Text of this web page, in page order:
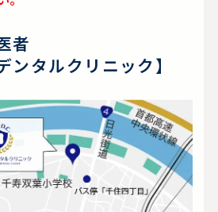
者
ンタルクリニック】